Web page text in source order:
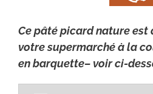
Ce pâté picard nature est
votre supermarché à la
en barquette– voir ci-